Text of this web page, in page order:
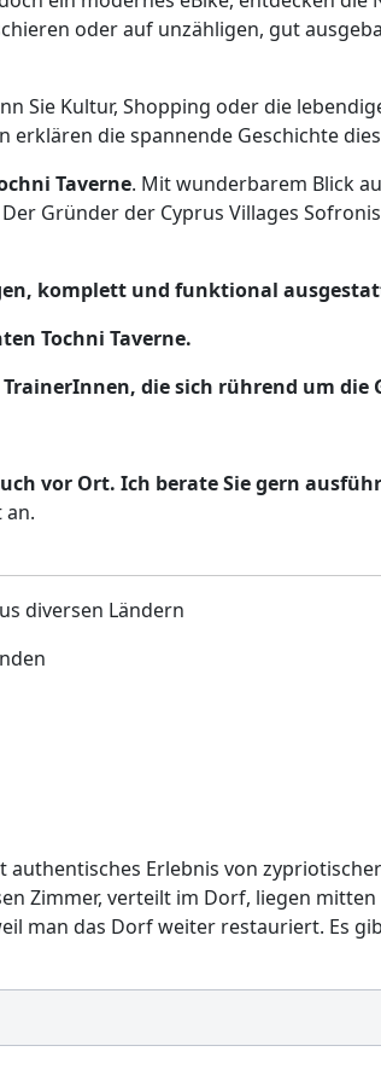
oder auf unzähligen, gut
Sie Kultur, Shopping oder die
die spannende Geschichte
Taverne. Mit wunderbarem Blick
Gründer der Cyprus Villages
komplett und funktional
Tochni Taverne.
die sich rührend um die
vor Ort. Ich berate Sie gern
an.
diversen Ländern
authentisches Erlebnis von
Zimmer, verteilt im Dorf, liegen
man das Dorf weiter restauriert. Es